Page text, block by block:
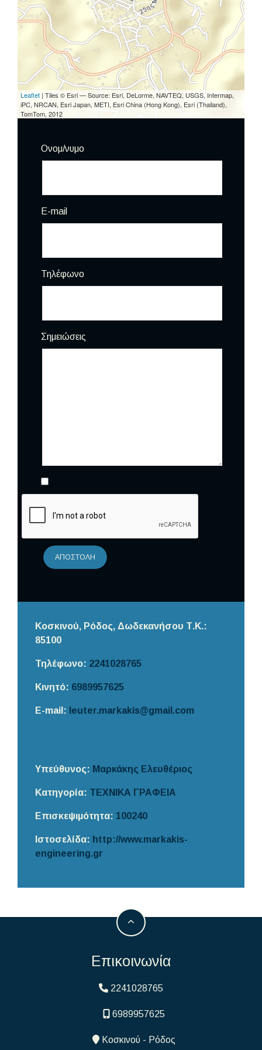
Leaflet | Tiles © Esri — Source: Esri, DeLorme, NAVTEQ, USGS, Intermap,
iPC, NRCAN, Esri Japan, METI, Esri China (Hong Kong), Esri (Thailand),
TomTom, 2012
Κοσκινού, Ρόδος, Δωδεκανήσου Τ.Κ.:
85100
Τηλέφωνο: 2241028765
Κινητό: 6989957625
E-mail: leuter.markakis@gmail.com
Υπεύθυνος: Μαρκάκης Ελευθέριος
Κατηγορία: ΤΕΧΝΙΚΑ ΓΡΑΦΕΙΑ
Επισκεψιμότητα: 100240
Ιστοσελίδα: http://www.markakis-
engineering.gr
Ονομ/νυμο
E-mail
Τηλέφωνο
Σημειώσεις
ΑΠΟΣΤΟΛΉ
Επικοινωνία
2241028765
6989957625
Κοσκινού - Ρόδος